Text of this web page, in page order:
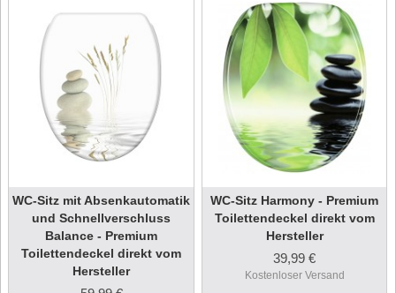
WC-Sitz mit Absenkautomatik
und Schnellverschluss
Balance - Premium
Toilettendeckel direkt vom
Hersteller
WC-Sitz Harmony - Premium
Toilettendeckel direkt vom
Hersteller
39,99 €
Kostenloser Versand